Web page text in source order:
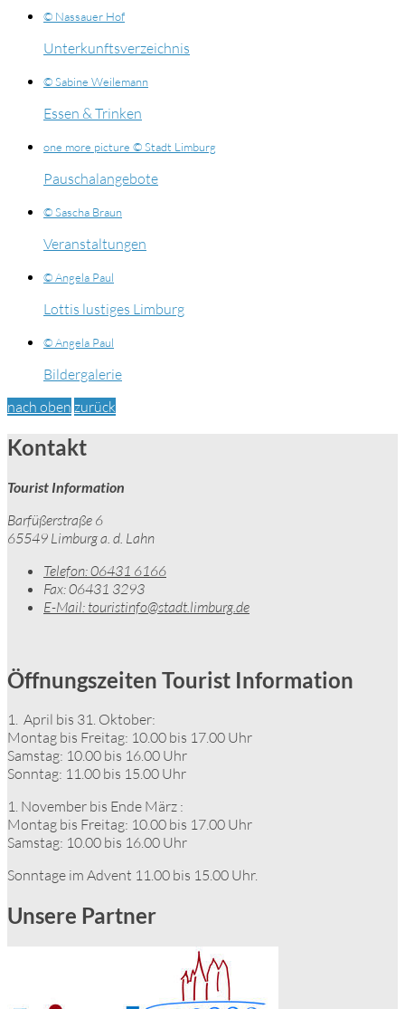
© Nassauer Hof
Unterkunftsverzeichnis
© Sabine Weilemann
Essen & Trinken
one more picture © Stadt Limburg
Pauschalangebote
© Sascha Braun
Veranstaltungen
© Angela Paul
Lottis lustiges Limburg
© Angela Paul
Bildergalerie
nach oben zurück
Kontakt
Tourist Information
Barfüßerstraße 6
65549 Limburg a. d. Lahn
Telefon:06431 6166
Fax:06431 3293
E-Mail: touristinfo@stadt.limburg.de
Öffnungszeiten Tourist Information
1. April bis 31. Oktober:
Montag bis Freitag: 10.00 bis 17.00 Uhr
Samstag: 10.00 bis 16.00 Uhr
Sonntag: 11.00 bis 15.00 Uhr
1. November bis Ende März :
Montag bis Freitag: 10.00 bis 17.00 Uhr
Samstag: 10.00 bis 16.00 Uhr
Sonntage im Advent 11.00 bis 15.00 Uhr.
Unsere Partner